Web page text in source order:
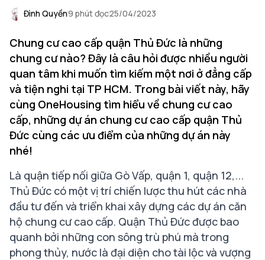
Đình Quyền9 phút đọc25/04/2023
Chung cư cao cấp quận Thủ Đức là những
chung cư nào? Đây là câu hỏi được nhiều người
quan tâm khi muốn tìm kiếm một nơi ở đẳng cấp
và tiện nghi tại TP HCM. Trong bài viết này, hãy
cùng OneHousing tìm hiểu về chung cư cao
cấp, những dự án chung cư cao cấp quận Thủ
Đức cùng các ưu điểm của những dự án này
nhé!
Là quận tiếp nối giữa Gò Vấp, quận 1, quận 12,...
Thủ Đức có một vị trí chiến lược thu hút các nhà
đầu tư đến và triển khai xây dựng các dự án căn
hộ chung cư cao cấp. Quận Thủ Đức được bao
quanh bởi những con sông trù phú mà trong
phong thủy, nước là đại diện cho tài lộc và vượng